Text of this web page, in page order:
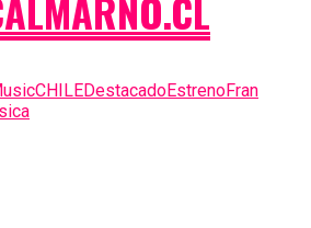
CHILEDestacadoEstrenoFran